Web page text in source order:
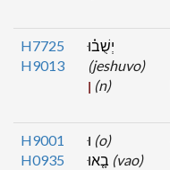
H7725
H9013
יְשֻׁב֗וּ
(jeshuvo)
(n)
H9001
H0935
(o)
(vao)